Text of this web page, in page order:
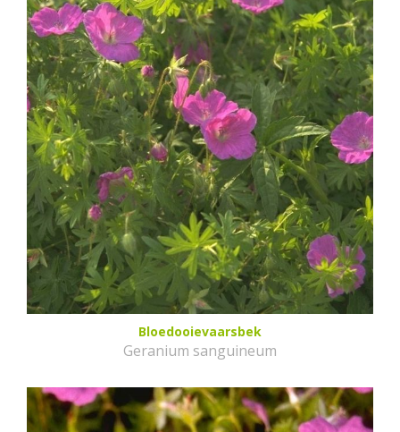
Bloedooievaarsbek
Geranium sanguineum